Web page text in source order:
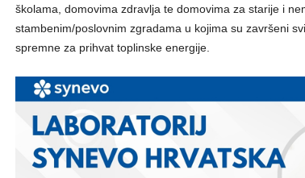
školama, domovima zdravlja te domovima za starije i
stambenim/poslovnim zgradama u kojima su završeni
spremne za prihvat toplinske energije.